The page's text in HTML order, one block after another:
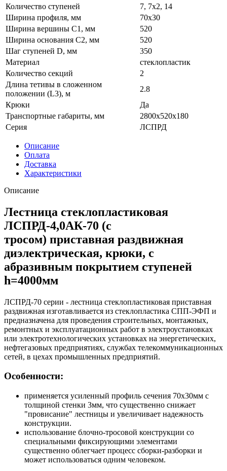
Количество ступеней
7, 7х2, 14
Ширина профиля, мм
70х30
Ширина вершины С1, мм
520
Ширина основания C2, мм
520
Шаг ступеней D, мм
350
Материал
стеклопластик
Количество секций
2
Длина тетивы в сложенном
положении (L3), м
2.8
Крюки
Да
Транспортные габариты, мм
2800х520х180
Серия
ЛСПРД
Описание
Оплата
Доставка
Характеристики
Описание
Лестница стеклопластиковая
ЛСПРД-4,0АК-70 (с
тросом) приставная раздвижная
диэлектрическая, крюки, с
абразивным покрытием ступеней
h=4000мм
ЛСПРД-70 серии - лестница стеклопластиковая приставная
раздвижная изготавливается из стеклопластика СПП-ЭФП и
предназначена для проведения строительных, монтажных,
ремонтных и эксплуатационных работ в электроустановках
или электротехнологических установках на энергетических,
нефтегазовых предприятиях, службах телекоммуникационных
сетей, в цехах промышленных предприятий.
Особенности:
применяется усиленный профиль сечения 70х30мм с
толщиной стенки 3мм, что существенно снижает
"провисание" лестницы и увеличивает надежность
конструкции.
использование блочно-тросовой конструкции со
специальными фиксирующими элементами
существенно облегчает процесс сборки-разборки и
может использоваться одним человеком.